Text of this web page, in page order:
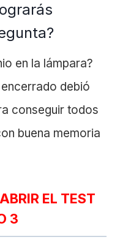
en la lámpara?
debió
conseguir todos
buena memoria
EL TEST
3